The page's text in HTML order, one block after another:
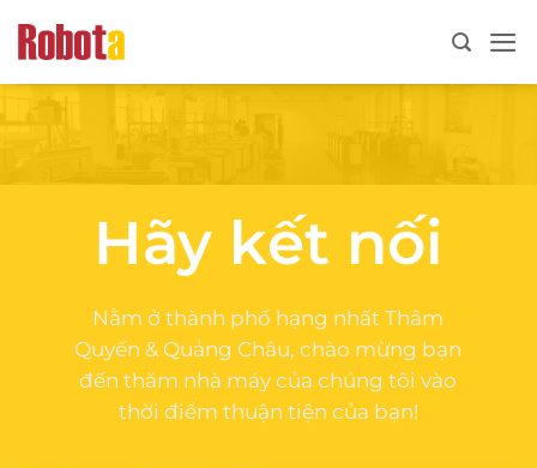
qua
Hãy kết nối
Nằm ở thành phố hạng nhất Thâm
Quyến & Quảng Châu, chào mừng bạn
đến thăm nhà máy của chúng tôi vào
thời điểm thuận tiện của bạn!